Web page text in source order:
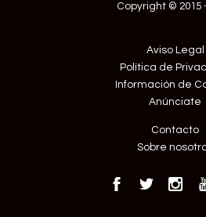
Copyright © 2015
Aviso Legal
Política de
Información de
Anúnciate
Contacto
Sobre